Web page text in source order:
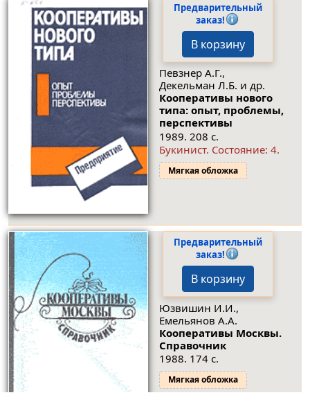
Предварительный
заказ!
В корзину
Певзнер А.Г.,
Декельман Л.Б. и др.
Кооперативы нового
типа: опыт, проблемы,
перспективы
1989. 208 с.
Букинист. Состояние: 4.
Мягкая обложка
Предварительный
заказ!
В корзину
Юзвишин И.И.,
Емельянов А.А.
Кооперативы Москвы.
Справочник
1988. 174 с.
Мягкая обложка